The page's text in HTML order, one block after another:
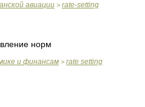
авиации > rate-setting
норм
и финансам > rate setting